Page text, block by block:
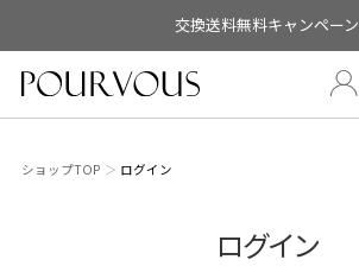
交換送料無料キャンペーン
ショップTOP ログイン
ログイン